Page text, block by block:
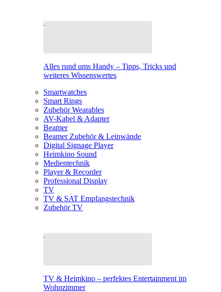
Alles rund ums Handy – Tipps, Tricks und
weiteres Wissenswertes
Smartwatches
Smart Rings
Zubehör Wearables
AV-Kabel & Adapter
Beamer
Beamer Zubehör & Leinwände
Digital Signage Player
Heimkino Sound
Medientechnik
Player & Recorder
Professional Display
TV
TV & SAT Empfangstechnik
Zubehör TV
TV & Heimkino – perfektes Entertainment im
Wohnzimmer